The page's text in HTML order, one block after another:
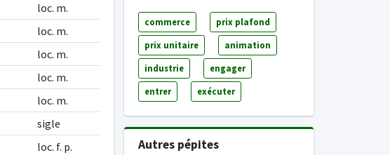
loc. m.
loc. m.
loc. m.
loc. m.
loc. m.
sigle
loc. f. p.
commerce prix plafond
prix unitaire animation
industrie engager
entrer exécuter
Autres pépites